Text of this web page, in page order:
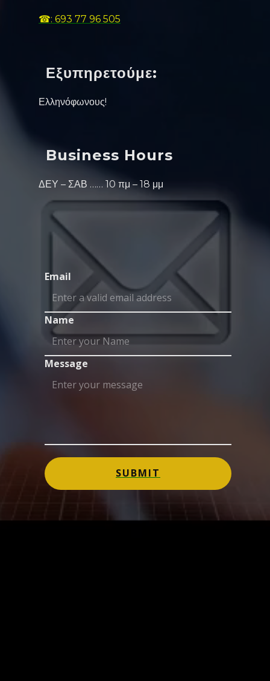
☎: 693 77 96 505
Εξυπηρετούμε:
Ελληνόφωνους!
Business Hours
ΔΕΥ – ΣΑΒ …… 10 πμ – 18 μμ
Email
Name
Message
SUBMIT